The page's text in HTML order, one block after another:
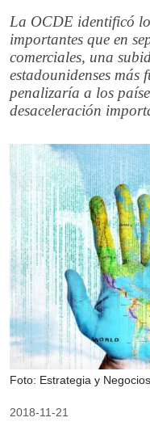
La OCDE identificó
importantes que en
comerciales, una
estadounidenses más
penalizaría a los
desaceleración
Foto: Estrategia y Negocios
2018-11-21